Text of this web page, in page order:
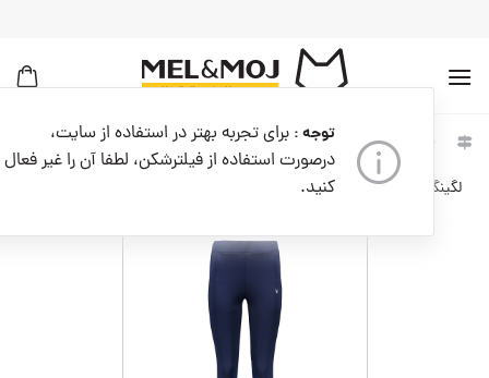
توجه : برای تجربه بهتر در استفاده از سایت،
درصورت استفاده از فیلترشکن، لطفا آن را غیر فعال
کنید.
بروید
لباس زنانه
لگینگ زنانه کد KT139-400